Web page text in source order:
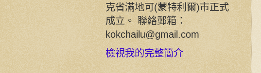
克省滿地可(蒙特利爾)市正式
成立。 聯絡郵箱：
kokchailu@gmail.com
檢視我的完整簡介